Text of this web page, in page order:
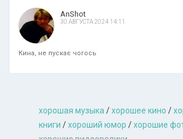
AnShot
30 АВГУСТА 2024 14:11
Кина, не пускає чогось
хорошая музыкa /хорошее кино /
книги /хороший юмор /хорошие